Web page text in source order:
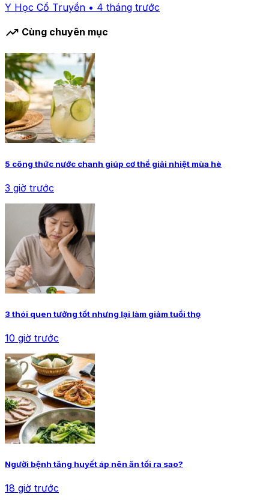
Y Học Cổ Truyền • 4 tháng trước
trending_up Cùng chuyên mục
5 công thức nước chanh giúp cơ thể giải nhiệt mùa hè
3 giờ trước
3 thói quen tưởng tốt nhưng lại làm giảm tuổi thọ
10 giờ trước
Người bệnh tăng huyết áp nên ăn tối ra sao?
18 giờ trước